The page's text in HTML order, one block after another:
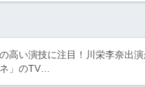
高い演技に注目！川栄李奈出
」のTV…